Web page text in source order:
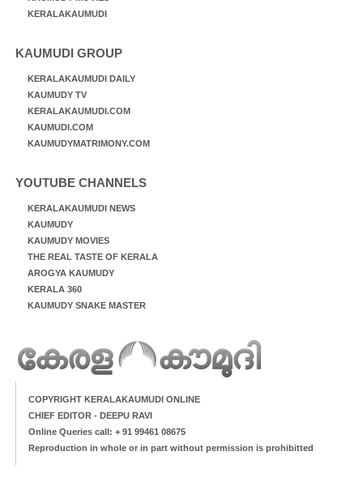
KERALAKAUMUDI
KAUMUDI GROUP
KERALAKAUMUDI DAILY
KAUMUDY TV
KERALAKAUMUDI.COM
KAUMUDI.COM
KAUMUDYMATRIMONY.COM
YOUTUBE CHANNELS
KERALAKAUMUDI NEWS
KAUMUDY
KAUMUDY MOVIES
THE REAL TASTE OF KERALA
AROGYA KAUMUDY
KERALA 360
KAUMUDY SNAKE MASTER
COPYRIGHT KERALAKAUMUDI ONLINE
CHIEF EDITOR - DEEPU RAVI
Online Queries call: + 91 99461 08675
Reproduction in whole or in part without permission is prohibitted